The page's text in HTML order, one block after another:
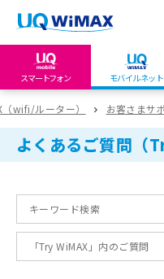
スマートフォン モバイルネット
my UQ WiMAX
UQ WiMAX ご契約の
My UQ mobile
UQ mobile
データチャージサイ
UQ mobile
オンラインショップ
UQ WiMAX
UQ mobile
販売店舗
UQ WiMAX
（wifi/ルーター） お客さまサ
よくあるご質問（
キーワード検索
「Try WiMAX」内のご質問